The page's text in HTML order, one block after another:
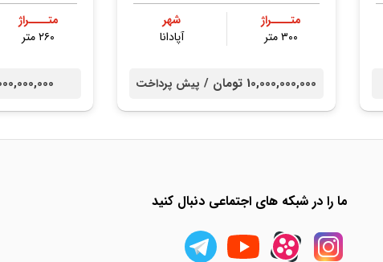
متــــراژ
۳۰۰ متر
شهر
آپادانا
10,000,000,000 تومان / پیش پرداخت
متــــراژ
۲۶۰ متر
8,000,000,000
ما را در شبکه های اجتماعی دنبال کنید